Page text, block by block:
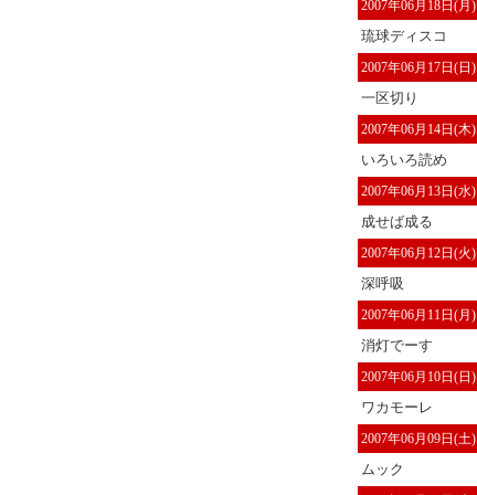
2007年06月18日(月)
琉球ディスコ
2007年06月17日(日)
一区切り
2007年06月14日(木)
いろいろ読め
2007年06月13日(水)
成せば成る
2007年06月12日(火)
深呼吸
2007年06月11日(月)
消灯でーす
2007年06月10日(日)
ワカモーレ
2007年06月09日(土)
ムック